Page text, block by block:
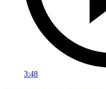
3:48